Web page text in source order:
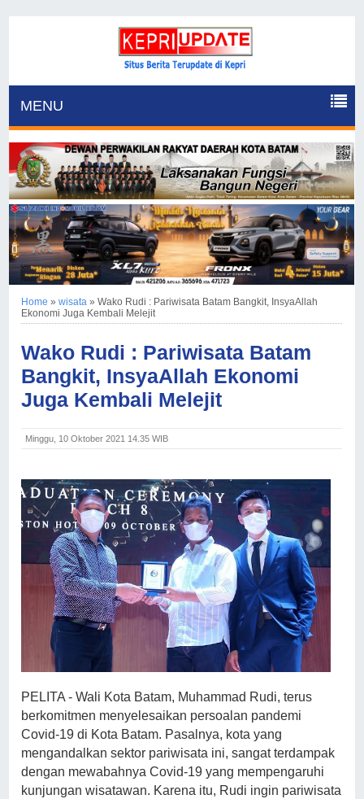
MENU
Home »wisata »Wako Rudi : Pariwisata Batam Bangkit, InsyaAllah
Ekonomi Juga Kembali Melejit
Wako Rudi : Pariwisata Batam
Bangkit, InsyaAllah Ekonomi
Juga Kembali Melejit
Minggu, 10 Oktober 2021 14.35 WIB
PELITA - Wali Kota Batam, Muhammad Rudi, terus
berkomitmen menyelesaikan persoalan pandemi
Covid-19 di Kota Batam. Pasalnya, kota yang
mengandalkan sektor pariwisata ini, sangat terdampak
dengan mewabahnya Covid-19 yang mempengaruhi
kunjungan wisatawan. Karena itu, Rudi ingin pariwisata